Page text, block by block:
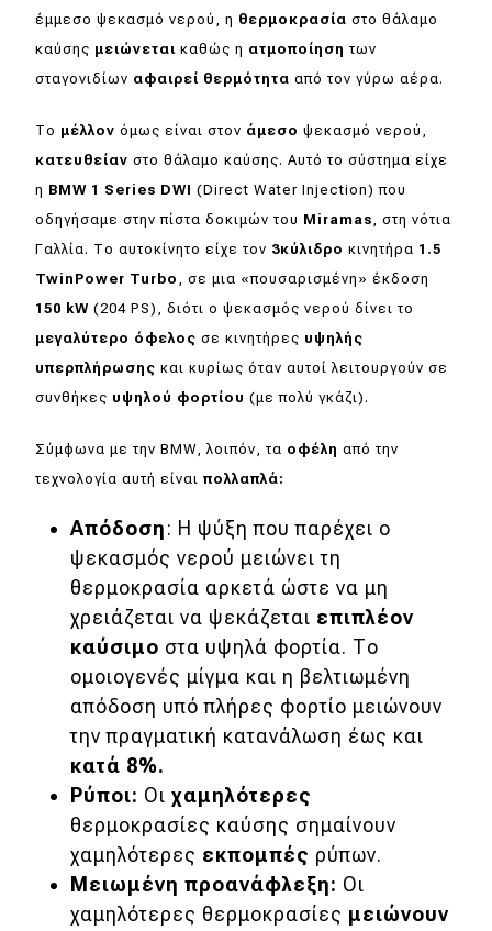
Δοκιμή
Αποστολή
Αγώνες
Formula 1
WRC
Motorsport
Eco
Νέα
Mobility
Σταθμοί φόρτισης
Classic
Νέα
Παρουσιάσεις
DRIVE Away
MOTO
έμμεσο ψεκασμό νερού, η θερμοκρασία στο θάλαμο
καύσης μειώνεται καθώς η ατμοποίηση των
σταγονιδίων αφαιρεί θερμότητα από τον γύρω αέρα.
Το μέλλον όμως είναι στον άμεσο ψεκασμό νερού,
κατευθείαν στο θάλαμο καύσης. Αυτό το σύστημα είχε
η BMW 1 Series DWI (Direct Water Injection) που
οδηγήσαμε στην πίστα δοκιμών του Miramas, στη νότια
Γαλλία. Το αυτοκίνητο είχε τον 3κύλιδρο κινητήρα 1.5
TwinPower Turbo , σε μια «πουσαρισμένη» έκδοση
150 kW (204 PS), διότι ο ψεκασμός νερού δίνει το
μεγαλύτερο όφελος σε κινητήρες υψηλής
υπερπλήρωσης και κυρίως όταν αυτοί λειτουργούν σε
συνθήκες υψηλού φορτίου (με πολύ γκάζι).
Σύμφωνα με την BMW, λοιπόν, τα οφέλη από την
τεχνολογία αυτή είναι πολλαπλά:
Απόδοση: Η ψύξη που παρέχει ο
ψεκασμός νερού μειώνει τη
θερμοκρασία αρκετά ώστε να μη
χρειάζεται να ψεκάζεται επιπλέον
καύσιμο στα υψηλά φορτία. Το
ομοιογενές μίγμα και η βελτιωμένη
απόδοση υπό πλήρες φορτίο μειώνουν
την πραγματική κατανάλωση έως και
κατά 8%.
Ρύποι: Οι χαμηλότερες
θερμοκρασίες καύσης σημαίνουν
χαμηλότερες εκπομπές ρύπων.
Μειωμένη προανάφλεξη: Οι
χαμηλότερες θερμοκρασίες μειώνουν